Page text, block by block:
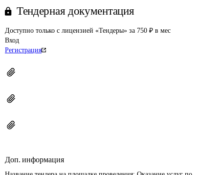
Тендерная документация
Доступно только с лицензией «Тендеры» за 750 ₽ в мес
Вход
Регистрация
Доп. информация